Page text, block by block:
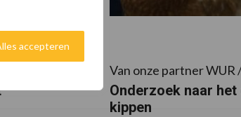
accepteren
Van onze partner WUR
Onderzoek naar
kippen